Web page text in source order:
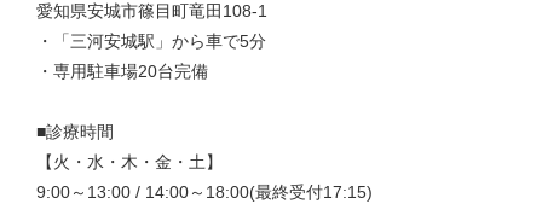
愛知県安城市篠目町竜田108-1
・「三河安城駅」から車で5分
・専用駐車場20台完備
■診療時間
【火・水・木・金・土】
9:00～13:00 / 14:00～18:00(最終受付17:15)